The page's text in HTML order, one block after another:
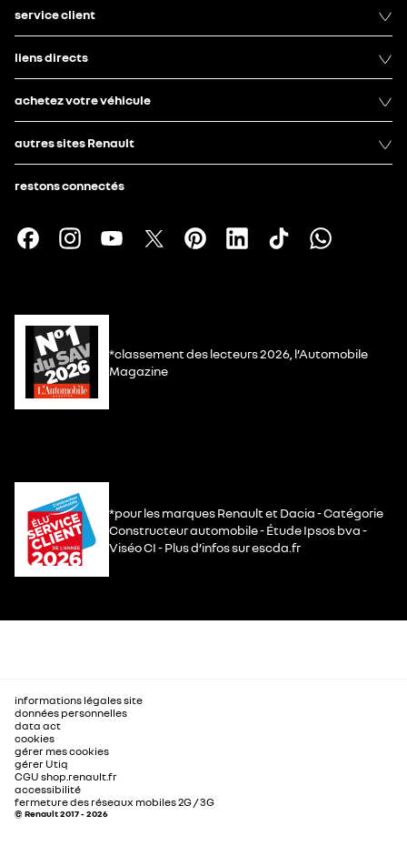
service client
liens directs
achetez votre véhicule
autres sites Renault
restons connectés
*classement des lecteurs 2026, l’Automobile
Magazine
*pour les marques Renault et Dacia - Catégorie
Constructeur automobile - Étude Ipsos bva -
Viséo CI - Plus d’infos sur escda.fr
informations légales site
données personnelles
data act
cookies
gérer mes cookies
gérer Utiq
CGU shop.renault.fr
accessibilité
fermeture des réseaux mobiles 2G / 3G
© Renault 2017 - 2026